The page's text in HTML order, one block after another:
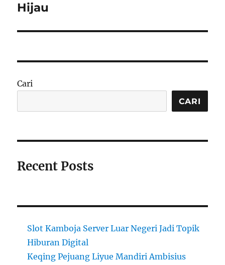
Hijau
Cari
CARI
Recent Posts
Slot Kamboja Server Luar Negeri Jadi Topik
Hiburan Digital
Keqing Pejuang Liyue Mandiri Ambisius